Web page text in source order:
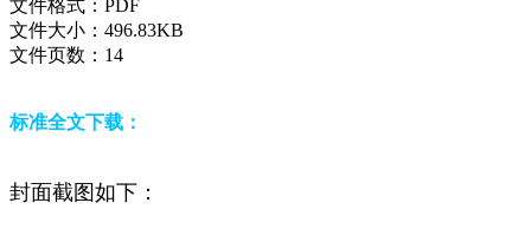
文件格式： PDF
文件大小： 496.83KB
文件页数： 14
标准全文下载：
封面截图如下：